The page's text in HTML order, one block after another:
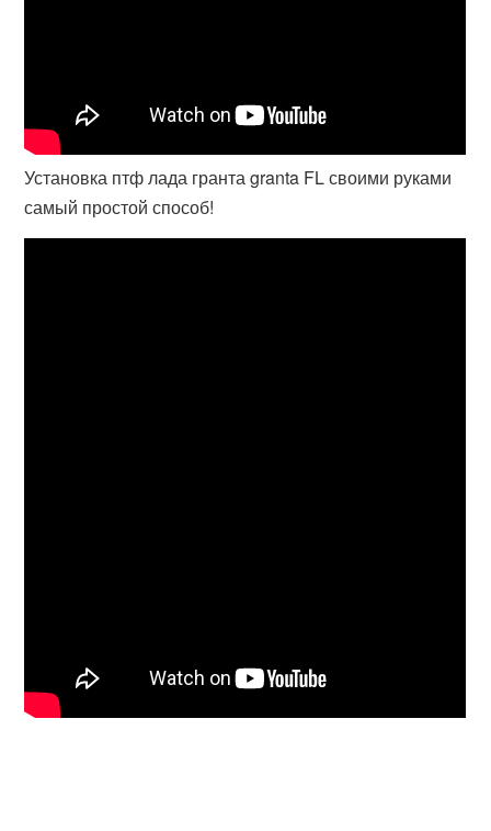
Установка птф лада гранта granta FL своими руками
самый простой способ!